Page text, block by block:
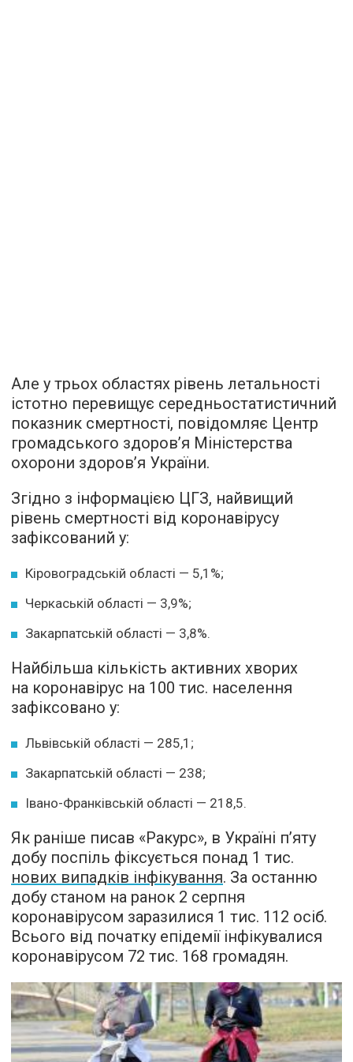
Але у трьох областях рівень летальності
істотно перевищує середньостатистичний
показник смертності, повідомляє Центр
громадського здоров’я Міністерства
охорони здоров’я України.
Згідно з інформацією ЦГЗ, найвищий
рівень смертності від коронавірусу
зафіксований у:
Кіровоградській області — 5,1%;
Черкаській області — 3,9%;
Закарпатській області — 3,8%.
Найбільша кількість активних хворих
на коронавірус на 100 тис. населення
зафіксовано у:
Львівській області — 285,1;
Закарпатській області — 238;
Івано-Франківській області — 218,5.
Як раніше писав «Ракурс», в Україні п’яту
добу поспіль фіксується понад 1 тис.
нових випадків інфікування. За останню
добу станом на ранок 2 серпня
коронавірусом заразилися 1 тис. 112 осіб.
Всього від початку епідемії інфікувалися
коронавірусом 72 тис. 168 громадян.